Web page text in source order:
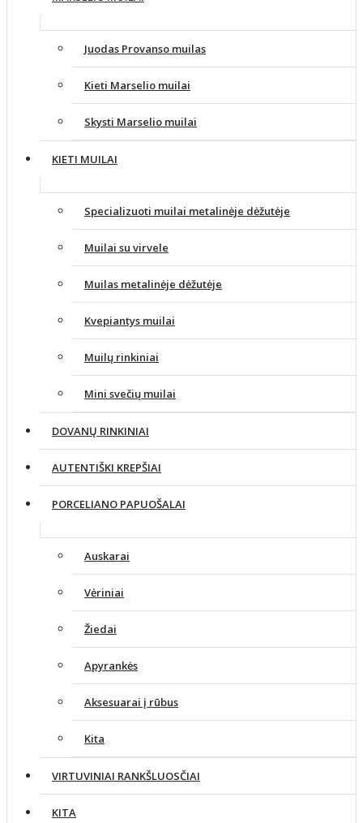
Juodas Provanso muilas
Kieti Marselio muilai
Skysti Marselio muilai
KIETI MUILAI
Specializuoti muilai metalinėje dėžutėje
Muilai su virvele
Muilas metalinėje dėžutėje
Kvepiantys muilai
Muilų rinkiniai
Mini svečių muilai
DOVANŲ RINKINIAI
AUTENTIŠKI KREPŠIAI
PORCELIANO PAPUOŠALAI
Auskarai
Vėriniai
Žiedai
Apyrankės
Aksesuarai į rūbus
Kita
VIRTUVINIAI RANKŠLUOSČIAI
KITA